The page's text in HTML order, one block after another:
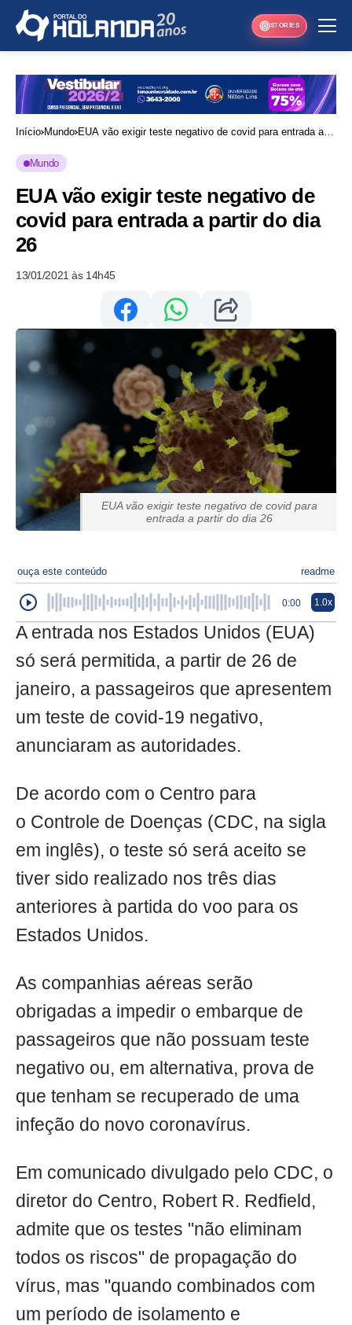
STORIES
Início Mundo EUA vão exigir teste negativo de covid para entrada a
Mundo
EUA vão exigir teste negativo de
covid para entrada a partir do dia
26
13/01/2021 às 14h45
EUA vão exigir teste negativo de covid para
entrada a partir do dia 26
ouça este conteúdo readme
0:00 1.0x
A entrada nos Estados Unidos (EUA)
só será permitida, a partir de 26 de
janeiro, a passageiros que apresentem
um teste de covid-19 negativo,
anunciaram as autoridades.
De acordo com o Centro para
o Controle de Doenças (CDC, na sigla
em inglês), o teste só será aceito se
tiver sido realizado nos três dias
anteriores à partida do voo para os
Estados Unidos.
As companhias aéreas serão
obrigadas a impedir o embarque de
passageiros que não possuam teste
negativo ou, em alternativa, prova de
que tenham se recuperado de uma
infeção do novo coronavírus.
Em comunicado divulgado pelo CDC, o
diretor do Centro, Robert R. Redfield,
admite que os testes "não eliminam
todos os riscos" de propagação do
vírus, mas "quando combinados com
um período de isolamento e